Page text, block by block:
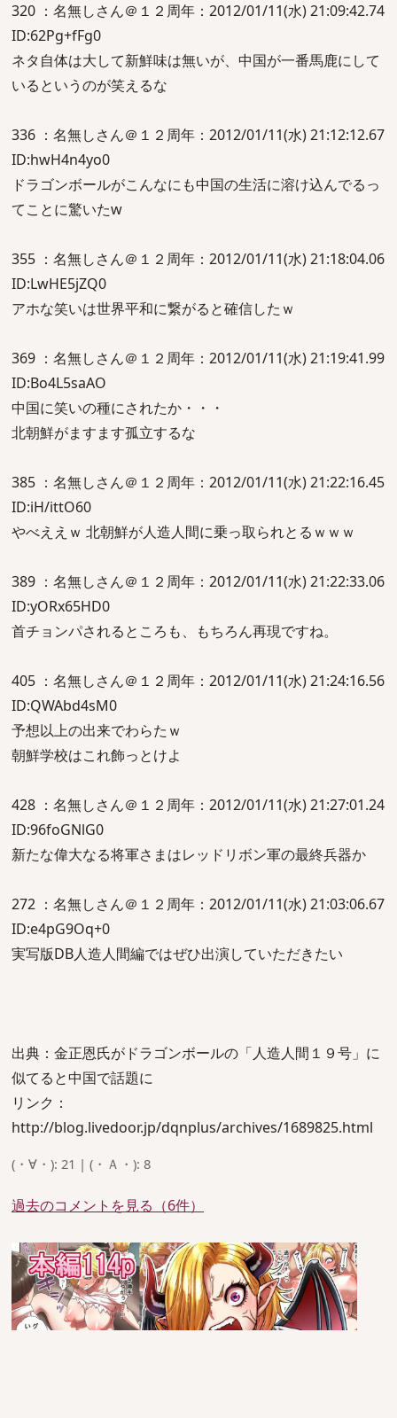
320 ：名無しさん＠１２周年：2012/01/11(水) 21:09:42.74
ID:62Pg+fFg0
ネタ自体は大して新鮮味は無いが、中国が一番馬鹿にして
いるというのが笑えるな
336 ：名無しさん＠１２周年：2012/01/11(水) 21:12:12.67
ID:hwH4n4yo0
ドラゴンボールがこんなにも中国の生活に溶け込んでるっ
てことに驚いたw
355 ：名無しさん＠１２周年：2012/01/11(水) 21:18:04.06
ID:LwHE5jZQ0
アホな笑いは世界平和に繋がると確信したｗ
369 ：名無しさん＠１２周年：2012/01/11(水) 21:19:41.99
ID:Bo4L5saAO
中国に笑いの種にされたか・・・
北朝鮮がますます孤立するな
385 ：名無しさん＠１２周年：2012/01/11(水) 21:22:16.45
ID:iH/ittO60
やべええｗ 北朝鮮が人造人間に乗っ取られとるｗｗｗ
389 ：名無しさん＠１２周年：2012/01/11(水) 21:22:33.06
ID:yORx65HD0
首チョンパされるところも、もちろん再現ですね。
405 ：名無しさん＠１２周年：2012/01/11(水) 21:24:16.56
ID:QWAbd4sM0
予想以上の出来でわらたｗ
朝鮮学校はこれ飾っとけよ
428 ：名無しさん＠１２周年：2012/01/11(水) 21:27:01.24
ID:96foGNlG0
新たな偉大なる将軍さまはレッドリボン軍の最終兵器か
272 ：名無しさん＠１２周年：2012/01/11(水) 21:03:06.67
ID:e4pG9Oq+0
実写版DB人造人間編ではぜひ出演していただきたい
出典：金正恩氏がドラゴンボールの「人造人間１９号」に
似てると中国で話題に
リンク：
http://blog.livedoor.jp/dqnplus/archives/1689825.html
(・∀・): 21 | (・Ａ・): 8
過去のコメントを見る（6件）